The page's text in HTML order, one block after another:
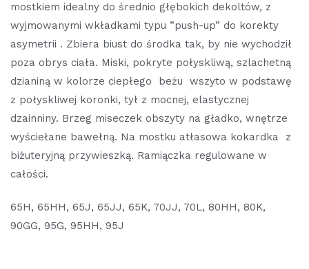
mostkiem idealny do średnio głębokich dekoltów, z
wyjmowanymi wkładkami typu ”push-up” do korekty
asymetrii . Zbiera biust do środka tak, by nie wychodził
poza obrys ciała. Miski, pokryte połyskliwą, szlachetną
dzianiną w kolorze ciepłego beżu wszyto w podstawę
z połyskliwej koronki, tył z mocnej, elastycznej
dzainniny. Brzeg miseczek obszyty na gładko, wnętrze
wyściełane bawełną. Na mostku atłasowa kokardka z
biżuteryjną przywieszką. Ramiączka regulowane w
całości.
65H, 65HH, 65J, 65JJ, 65K, 70JJ, 70L, 80HH, 80K,
90GG, 95G, 95HH, 95J